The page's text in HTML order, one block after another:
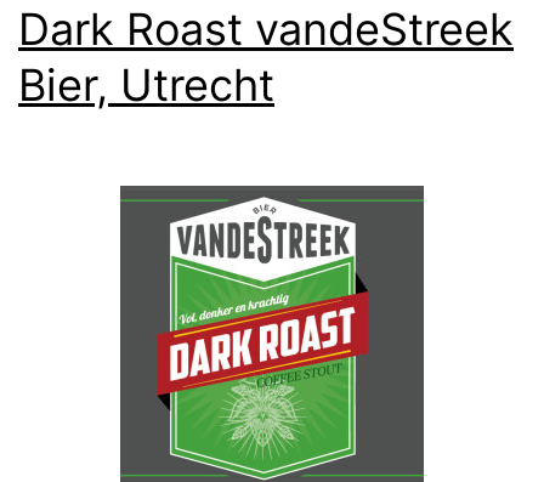
Dark Roast vandeStreek
Bier, Utrecht